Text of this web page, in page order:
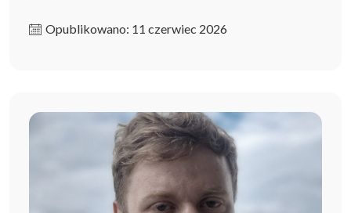
Opublikowano: 11 czerwiec 2026